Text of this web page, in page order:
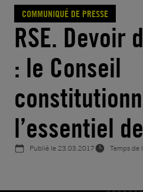
COMMUNIQUÉ DE PRESSE
RSE. Devoir
: le Conseil
l’essentiel
Publié le23.03.2017 Temps de